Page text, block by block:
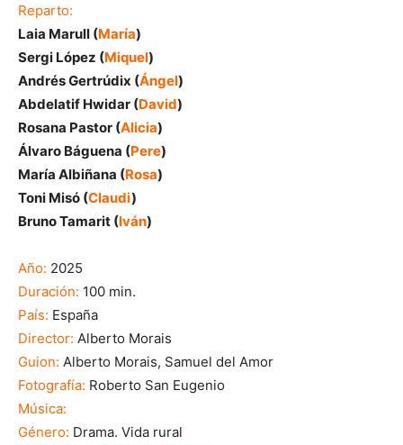
Reparto:
Laia Marull (María)
Sergi López (Miquel)
Andrés Gertrúdix (Ángel)
Abdelatif Hwidar (David)
Rosana Pastor (Alicia)
Álvaro Báguena (Pere)
María Albiñana (Rosa)
Toni Misó (Claudi)
Bruno Tamarit (Iván)
Año: 2025
Duración: 100 min.
País: España
Director: Alberto Morais
Guion: Alberto Morais, Samuel del Amor
Fotografía: Roberto San Eugenio
Música:
Género: Drama. Vida rural